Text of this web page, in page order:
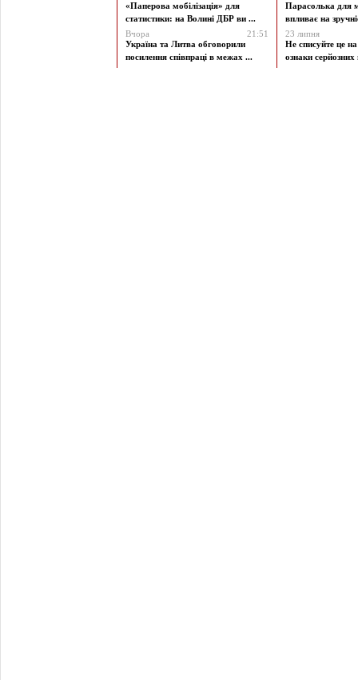
«Паперова мобілізація» для
статистики: на Волині ДБР ви ...
Вчора
21:51
Україна та Литва обговорили
посилення співпраці в межах ...
Парасолька для
впливає на
23 липня
Не списуйте це
ознаки